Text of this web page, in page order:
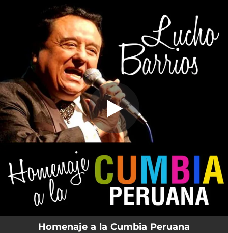
You're all set!
Homenaje a la Cumbia Peruana